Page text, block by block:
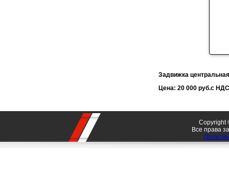
Задвижка
Цена: 20 000 руб.с
Все права